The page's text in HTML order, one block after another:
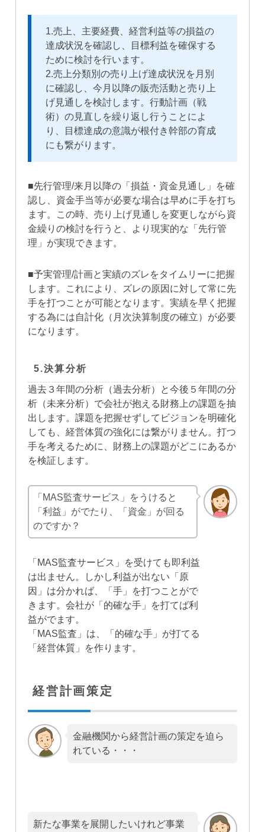
1.売上、主要経費、経営利益等の損益の
達成状況を確認し、目標利益を確保する
ために検討を行います。
2.売上分類別の売り上げ達成状況を月別
に確認し、今月以降の販売活動と売り上
げ見通しを検討します。行動計画（戦
術）の見直しを繰り返し行うことによ
り、目標達成の意識が根付き幹部の育成
にも繋がります。
■先行管理/来月以降の「損益・資金見通し」を確
認し、資金手当等が必要な場合は早めに手を打ち
ます。この時、売り上げ見通しを変更しながら資
金繰りの検討を行うと、より現実的な「先行管
理」が実現できます。
■予実管理/計画と実績のズレをタイムリーに把握
します。これにより、ズレの原因に対して常に先
手を打つことが可能となります。実績を早く把握
する為には自計化（月次決算制度の確立）が必要
になります。
5.決算分析
過去３年間の分析（過去分析）と今後５年間の分
析（未来分析）で会社が抱える財務上の課題を抽
出します。課題を把握せずしてビジョンを明確化
しても、経営体質の強化には繋がりません。打つ
手を考えるために、財務上の課題がどこにあるか
を検証します。
「MAS監査サービス」をうけると
「利益」がでたり、「資金」が回る
のですか？
「MAS監査サービス」を受けても即利益
は出ません。しかし利益が出ない「原
因」は分かれば、「手」を打つことがで
きます。会社が「的確な手」を打てば利
益がでます。
「MAS監査」は、「的確な手」が打てる
「経営体質」を作ります。
経営計画策定
金融機関から経営計画の策定を迫ら
れている・・・
新たな事業を展開したいけれど事業